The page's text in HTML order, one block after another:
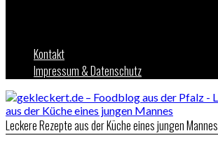
Kontakt
Impressum & Datenschutz
Leckere Rezepte aus der Küche eines jungen Mannes